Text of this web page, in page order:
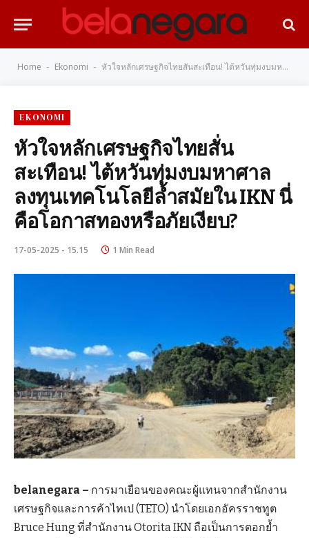
Home - Ekonomi - หัวใจหลักเศรษฐกิจไทยสั่นสะเทือน! ไต้หวันทุ่มงบมหาศาลลงทุนเทคโนโลยีล้ำสมัยใน IKN นี่คือโอกาสทองหรือภัยเงียบ?
EKONOMI
หัวใจหลักเศรษฐกิจไทยสั่น
สะเทือน! ไต้หวันทุ่มงบมหาศาล
ลงทุนเทคโนโลยีล้ำสมัยใน IKN นี่
คือโอกาสทองหรือภัยเงียบ?
17-05-2025 - 15.15 1 Min Read
belanegara – การมาเยือนของคณะผู้แทนจากสำนักงาน
เศรษฐกิจและการค้าไทเป (TETO) นำโดยเอกอัครราชทูต
Bruce Hung ที่สำนักงาน Otorita IKN ถือเป็นการตอกย้ำ